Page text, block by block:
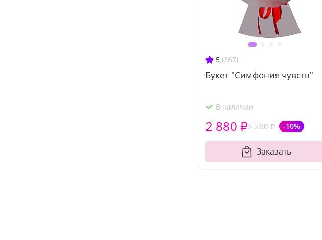
5 (367)
Букет "Симфония чувств"
В наличии
3 200 ₽ -10%
2 880 ₽
Заказать